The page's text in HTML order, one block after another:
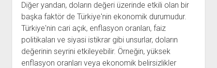
Diğer yandan, doların değeri üzerinde etkili olan bir
başka faktör de Türkiye'nin ekonomik durumudur.
Türkiye'nin cari açık, enflasyon oranları, faiz
politikaları ve siyasi istikrar gibi unsurlar, doların
değerinin seyrini etkileyebilir. Örneğin, yüksek
enflasyon oranları veya ekonomik belirsizlikler